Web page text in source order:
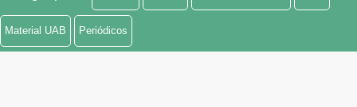
Ministério de Minas e Energia
Material UAB Periódicos